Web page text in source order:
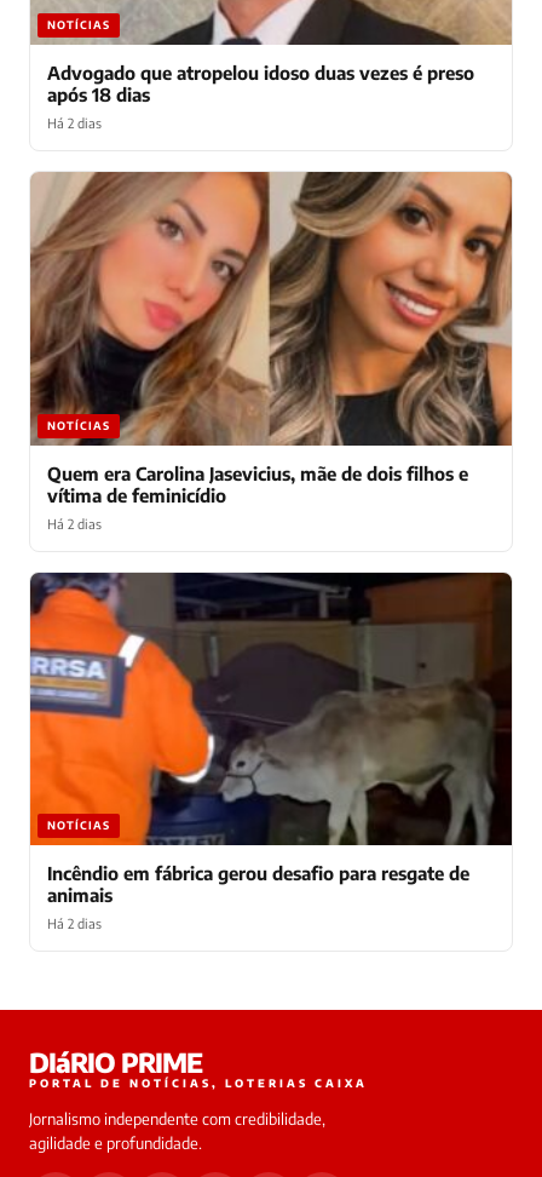
NOTÍCIAS
Advogado que atropelou idoso duas vezes é preso
após 18 dias
Há 2 dias
NOTÍCIAS
Quem era Carolina Jasevicius, mãe de dois filhos e
vítima de feminicídio
Há 2 dias
NOTÍCIAS
Incêndio em fábrica gerou desafio para resgate de
animais
Há 2 dias
online
DIáRIO PRIME
PORTAL DE NOTÍCIAS, LOTERIAS CAIXA
Jornalismo independente com credibilidade,
agilidade e profundidade.